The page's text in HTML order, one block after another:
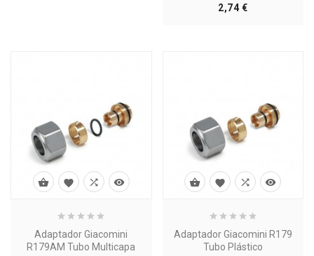
2,74 €Precio
Adaptador Giacomini
R179AM Tubo Multicapa
   
Adaptador Giacomini R179
Tubo Plástico
   